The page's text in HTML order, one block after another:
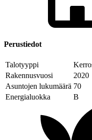
Perustiedot
Talotyyppi
Rakennusvuosi
2020
Asuntojen lukumäärä 70
Energialuokka
B